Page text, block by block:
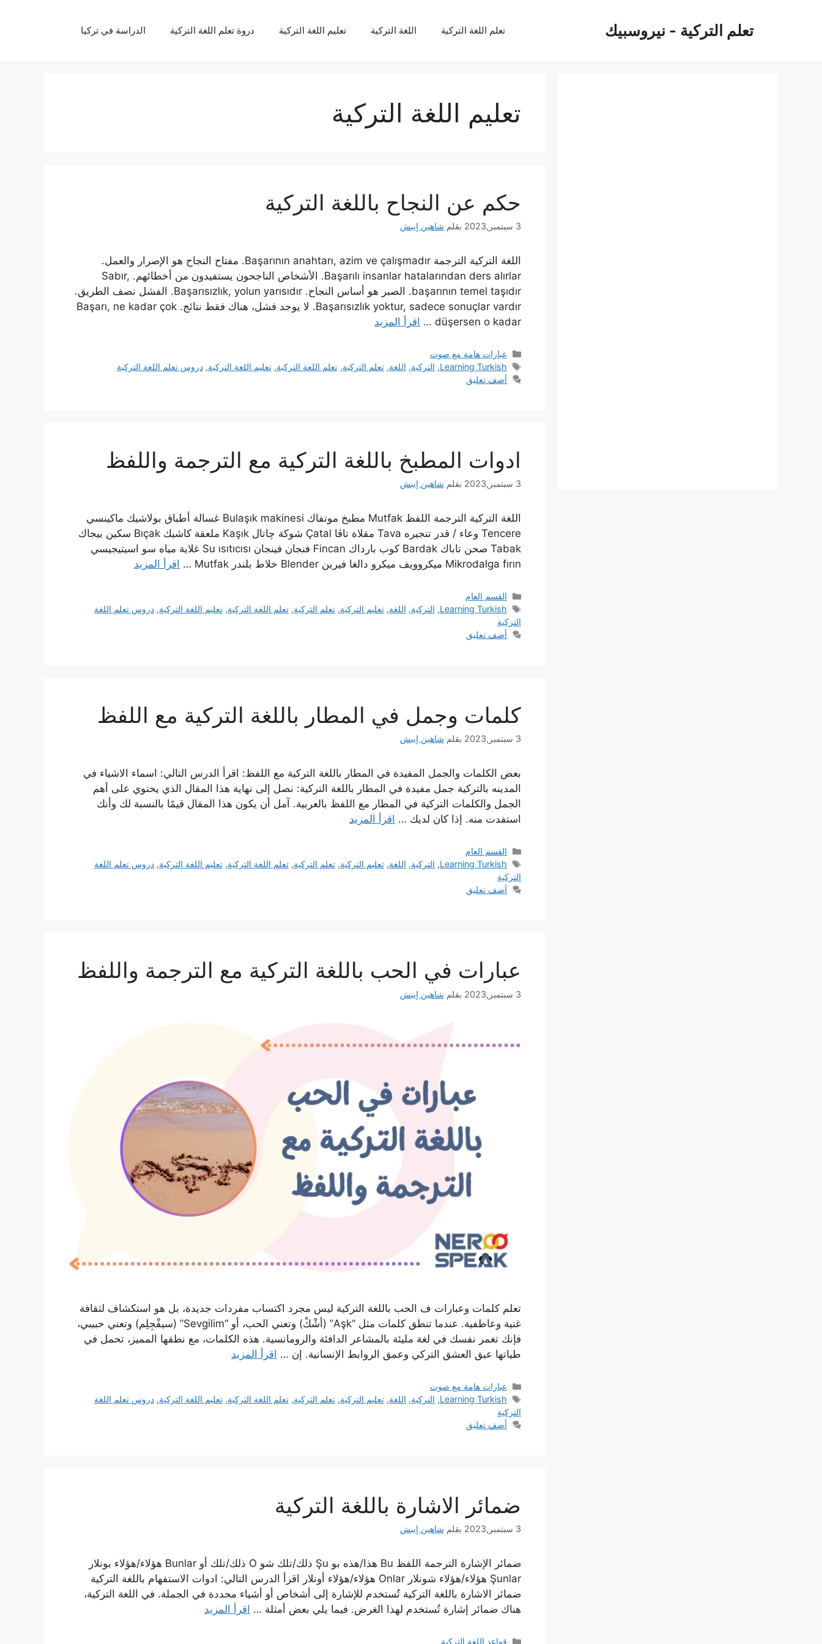
تعلم التركية - نيروسبيك تعلم اللغة التركية اللغة التركية تعليم اللغة التركية دروة تعلم اللغة التركية الدراسة في تركيا
تعليم اللغة التركية
حكم عن النجاح باللغة التركية
3 سبتمبر,2023 بقلم شاهين إيبش
اللغة التركية الترجمة Başarının anahtarı, azim ve çalışmadır. مفتاح النجاح هو الإصرار والعمل.
Başarılı insanlar hatalarından ders alırlar. الأشخاص الناجحون يستفيدون من أخطائهم. Sabır,
başarının temel taşıdır. الصبر هو أساس النجاح. Başarısızlık, yolun yarısıdır. الفشل نصف الطريق.
Başarısızlık yoktur, sadece sonuçlar vardır. لا يوجد فشل، هناك فقط نتائج. Başarı, ne kadar çok
düşersen o kadar …
اقرأ المزيد
التصنيفات
عبارات هامة مع صوت
الوسوم
Learning Turkish
, التركية, اللغة,تعلم التركية,تعلم اللغة التركية,تعليم اللغة التركية,دروس تعلم اللغة التركية
أضف تعليق
ادوات المطبخ باللغة التركية مع الترجمة واللفظ
3 سبتمبر,2023 بقلم شاهين إيبش
اللغة التركية الترجمة اللفظ Mutfak مطبخ موتفاك Bulaşık makinesi غسالة أطباق بولاشيك ماكينسي
Tencere وعاء / قدر تنجيره Tava مقلاة تاڤا Çatal شوكة چاتال Kaşık ملعقة كاشيك Bıçak سكين بيجاك
Tabak صحن تاباك Bardak كوب بارداك Fincan فنجان فينجان Su ısıtıcısı غلاية مياه سو اسيتيجيسي
Mikrodalga fırın ميكروويف ميكرو دالغا فيرين Blender خلاط بلندر Mutfak …
اقرأ المزيد
التصنيفات
القسم العام
الوسوم
Learning Turkish
, التركية, اللغة,تعلبم التركية,تعلم التركية,تعلم اللغة التركية,تعليم اللغة التركية,دروس تعلم اللغة
التركية
أضف تعليق
كلمات وجمل في المطار باللغة التركية مع اللفظ
3 سبتمبر,2023 بقلم شاهين إيبش
بعض الكلمات والجمل المفيدة في المطار باللغة التركية مع اللفظ: اقرأ الدرس التالي: اسماء الاشياء في
المدينه بالتركية جمل مفيدة في المطار باللغة التركية: نصل إلى نهاية هذا المقال الذي يحتوي على أهم
الجمل والكلمات التركية في المطار مع اللفظ بالعربية. آمل أن يكون هذا المقال قيمًا بالنسبة لك وأنك
استفدت منه. إذا كان لديك … اقرأ المزيد
التصنيفات
القسم العام
الوسوم
Learning Turkish
, التركية, اللغة,تعلبم التركية,تعلم التركية,تعلم اللغة التركية,تعليم اللغة التركية,دروس تعلم اللغة
التركية
أضف تعليق
عبارات في الحب باللغة التركية مع الترجمة واللفظ
3 سبتمبر,2023 بقلم شاهين إيبش
تعلم كلمات وعبارات ف الحب باللغة التركية ليس مجرد اكتساب مفردات جديدة، بل هو استكشاف لثقافة
غنية وعاطفية. عندما تنطق كلمات مثل “Aşk” (أشْكْ) وتعني الحب، أو “Sevgilim” (سيفْجِلِم) وتعني حبيبي،
فإنك تغمر نفسك في لغة مليئة بالمشاعر الدافئة والرومانسية. هذه الكلمات، مع نطقها المميز، تحمل في
طياتها عبق العشق التركي وعمق الروابط الإنسانية. إن … اقرأ المزيد
التصنيفات
عبارات هامة مع صوت
الوسوم
Learning Turkish
, التركية, اللغة,تعلبم التركية,تعلم التركية,تعلم اللغة التركية,تعليم اللغة التركية,دروس تعلم اللغة
التركية
أضف تعليق
ضمائر الاشارة باللغة التركية
3 سبتمبر,2023 بقلم شاهين إيبش
ضمائر الإشارة الترجمة اللفظ Bu هذا/هذه بو Şu ذلك/تلك شو O ذلك/تلك أو Bunlar هؤلاء/هؤلاء بونلار
Şunlar هؤلاء/هؤلاء شونلار Onlar هؤلاء/هؤلاء أونلار اقرأ الدرس التالي: ادوات الاستفهام باللغة التركية
ضمائر الاشارة باللغة التركية تُستخدم للإشارة إلى أشخاص أو أشياء محددة في الجملة. في اللغة التركية،
هناك ضمائر إشارة تُستخدم لهذا الغرض. فيما يلي بعض أمثلة … اقرأ المزيد
التصنيفات
قواعد اللغة التركية